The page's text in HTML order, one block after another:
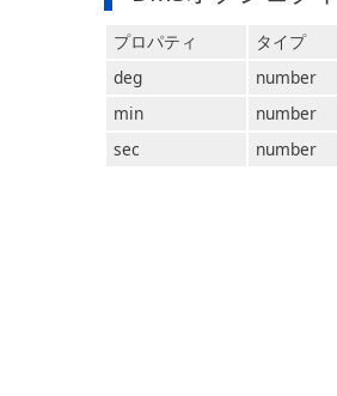
プロパティ タイプ
deg
number
min
number
sec
number